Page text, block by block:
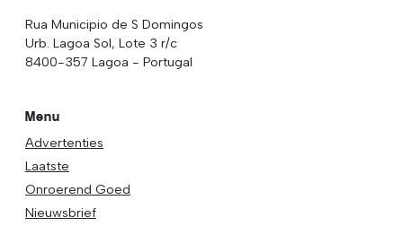
Rua Municipio de S Domingos
Urb. Lagoa Sol, Lote 3 r/c
8400-357 Lagoa - Portugal
Menu
Advertenties
Laatste
Onroerend Goed
Nieuwsbrief